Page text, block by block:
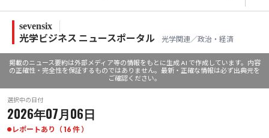
sevensix
光学ビジネス ニュースポータル 光学関連／政治・経済
掲載のニュース要約は外部メディア等の情報をもとに生成 AI で作成しています。内容
の正確性・完全性を保証するものではありません。最新・正確な情報は必ず出典元を
ご確認ください。
選択中の日付
2026年07月06日
レポートあり（ 16 件 ）